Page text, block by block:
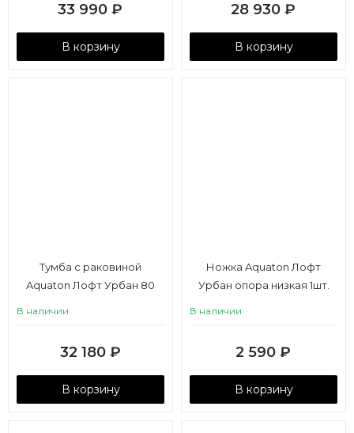
33 990 ₽
В корзину
28 930 ₽
В корзину
Тумба с раковиной
Aquaton Лофт Урбан 80
В наличии
32 180 ₽
В корзину
Ножка Aquaton Лофт
Урбан опора низкая 1шт.
В наличии
2 590 ₽
В корзину